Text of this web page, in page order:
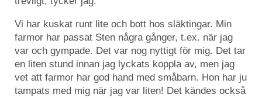
Vi har kuskat runt lite och bott hos släktingar. Min
farmor har passat Sten några gånger, t.ex. när jag
var och gympade. Det var nog nyttigt för mig. Det tar
en liten stund innan jag lyckats koppla av, men jag
vet att farmor har god hand med småbarn. Hon har ju
tampats med mig när jag var liten! Det kändes också